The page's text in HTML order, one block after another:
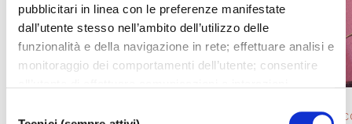
pubblicitari in linea con le preferenze manifestate
dall’utente stesso nell’ambito dell’utilizzo delle
funzionalità e della navigazione in rete; effettuare analisi e
monitoraggio dei comportamenti dell’utente; consentire
OPERA 2025/ 26 EVENTO IN